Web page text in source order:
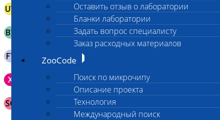
Оставить отзыв о лаборатории
Бланки лаборатории
Задать вопрос специалисту
Заказ расходных материалов
ZooCode
Поиск по микрочипу
Описание проекта
Технология
Международный поиск
UV Моча в вакуумной пробирке без консервантов
BV
Биологическая жидкость в вакуумной пробирке без
активаторов свертывания/разделительного геля или в
пробирке типа эппендорф
FT
Биологический материал на FTA-картах (для стабилизации
ДНК)
X
Зонд щеточка с буккальным эпителием с внутренней
поверхности щеки (эпителием слизистой оболочки щеки)
SG
Венозная кровь в пробирке с активатором свертывания и
разделительным гелем